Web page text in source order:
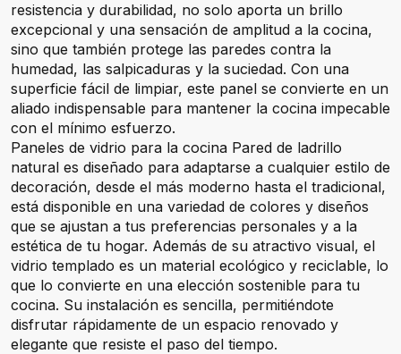
resistencia y durabilidad, no solo aporta un brillo
excepcional y una sensación de amplitud a la cocina,
sino que también protege las paredes contra la
humedad, las salpicaduras y la suciedad. Con una
superficie fácil de limpiar, este panel se convierte en un
aliado indispensable para mantener la cocina impecable
con el mínimo esfuerzo.
Paneles de vidrio para la cocina Pared de ladrillo
natural es diseñado para adaptarse a cualquier estilo de
decoración, desde el más moderno hasta el tradicional,
está disponible en una variedad de colores y diseños
que se ajustan a tus preferencias personales y a la
estética de tu hogar. Además de su atractivo visual, el
vidrio templado es un material ecológico y reciclable, lo
que lo convierte en una elección sostenible para tu
cocina. Su instalación es sencilla, permitiéndote
disfrutar rápidamente de un espacio renovado y
elegante que resiste el paso del tiempo.